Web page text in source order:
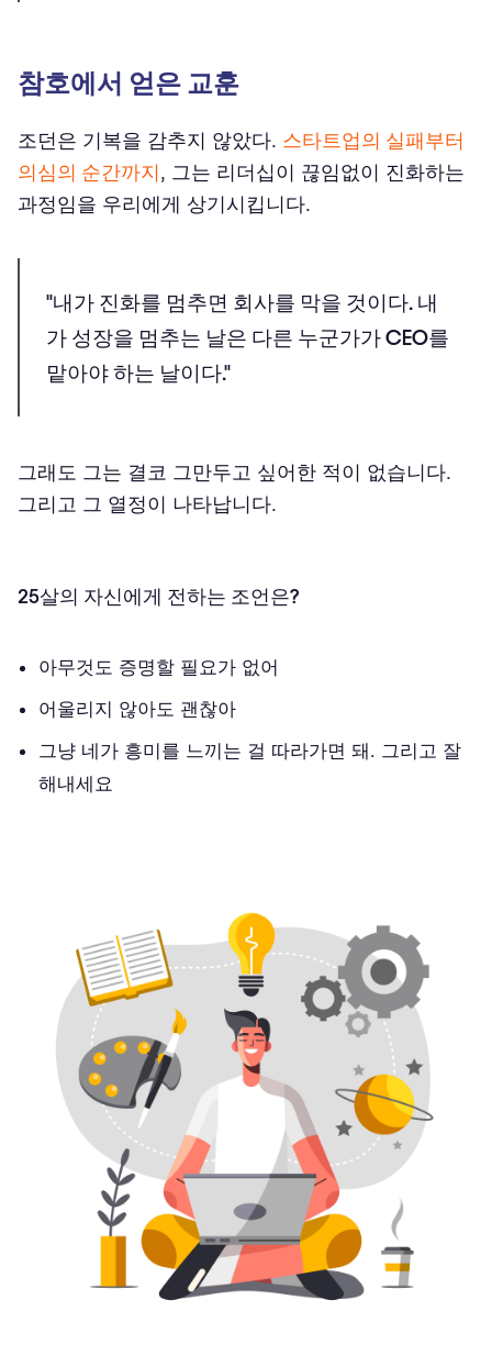
참호에서 얻은 교훈
조던은 기복을 감추지 않았다. 스타트업의 실패부터
의심의 순간까지, 그는 리더십이 끊임없이 진화하는
과정임을 우리에게 상기시킵니다.
"내가 진화를 멈추면 회사를 막을 것이다. 내
가 성장을 멈추는 날은 다른 누군가가 CEO를
맡아야 하는 날이다."
그래도 그는 결코 그만두고 싶어한 적이 없습니다.
그리고 그 열정이 나타납니다.
25살의 자신에게 전하는 조언은?
아무것도 증명할 필요가 없어
어울리지 않아도 괜찮아
그냥 네가 흥미를 느끼는 걸 따라가면 돼. 그리고 잘
해내세요